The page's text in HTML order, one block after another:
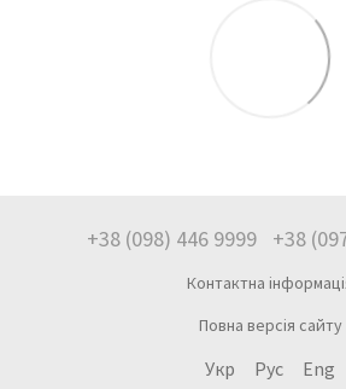
+38 (098) 446 9999 +38
Контактна
Повна версія сайту
Укр Рус Eng